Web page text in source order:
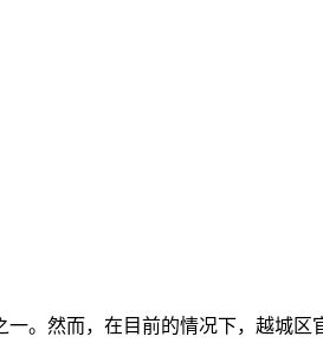
。然而，在目前的情况下，越城区